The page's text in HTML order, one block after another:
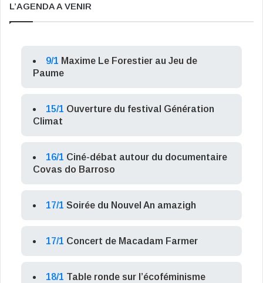
L’AGENDA A VENIR
9/1 Maxime Le Forestier au Jeu de
Paume
15/1 Ouverture du festival Génération
Climat
16/1 Ciné-débat autour du documentaire
Covas do Barroso
17/1 Soirée du Nouvel An amazigh
17/1 Concert de Macadam Farmer
18/1 Table ronde sur l’écoféminisme